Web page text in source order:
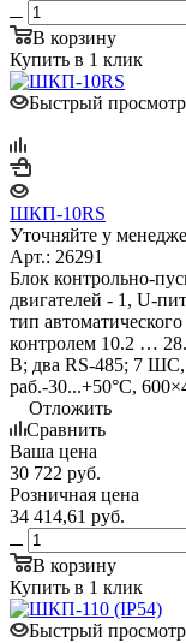
В корзину
Купить в 1 клик
Быстрый просмотр
ШКП-10RS
Уточняйте у
Арт.: 26291
Блок контрольно-
двигателей - 1, U-
тип
контролем 10.2 …
В; два RS-485; 7
раб.-30...+50°С,
Отложить
Сравнить
Ваша цена
30 722 руб.
Розничная цена
34 414,61 руб.
В корзину
Купить в 1 клик
Быстрый просмотр